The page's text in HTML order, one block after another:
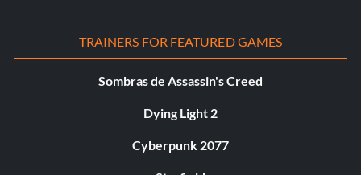
TRAINERS FOR FEATURED GAMES
Sombras de Assassin's Creed
Dying Light 2
Cyberpunk 2077